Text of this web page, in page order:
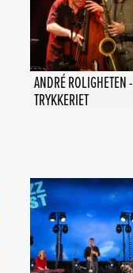
ANDRÉ ROLIGHETEN -
TRYKKERIET